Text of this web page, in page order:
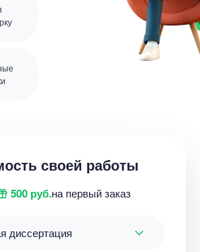
своей работы
500 руб.на первый заказ
диссертация